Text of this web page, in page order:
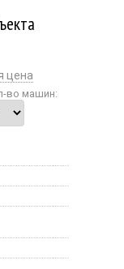
цена
во машин: